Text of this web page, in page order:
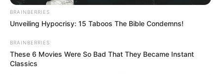
con palos, cuchillos, machetes e incluso armas de fuego,
despojándolas de sus pertenencias.
BRAINBERRIES
Unveiling Hypocrisy: 15 Taboos The Bible Condemns!
BRAINBERRIES
These 6 Movies Were So Bad That They Became Instant
Classics